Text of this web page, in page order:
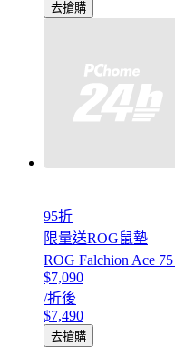
去搶購
95折
限量送ROG鼠墊
ROG Falchion Ace
$7,090
/折後
$7,490
去搶購